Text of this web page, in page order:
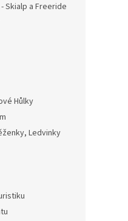
Skialp a Freeride
Hůlky
Ledvinky